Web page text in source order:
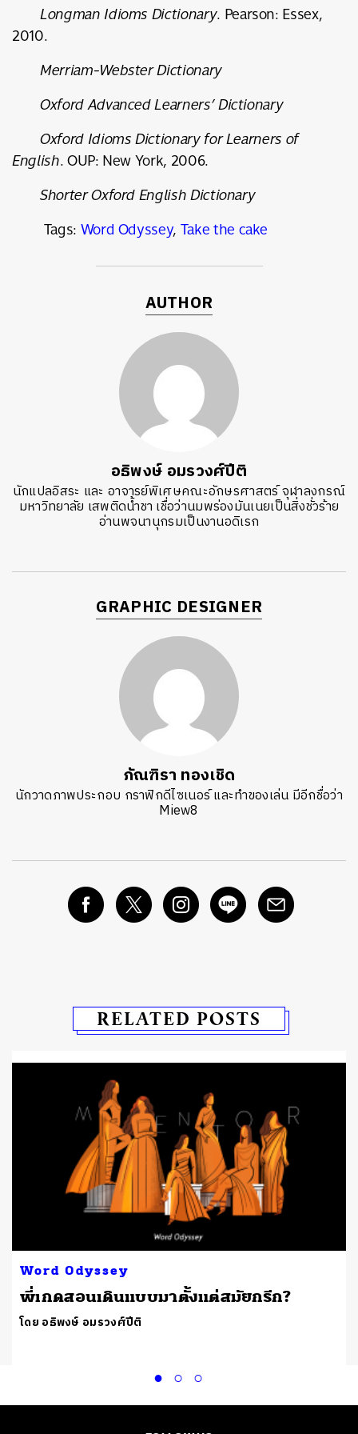
Longman Idioms Dictionary. Pearson: Essex,
2010.
Merriam-Webster Dictionary
Oxford Advanced Learners’ Dictionary
Oxford Idioms Dictionary for Learners of
English. OUP: New York, 2006.
Shorter Oxford English Dictionary
Tags:Word Odyssey,Take the cake
AUTHOR
อธิพงษ์ อมรวงศ์ปีติ
นักแปลอิสระ และ อาจารย์พิเศษคณะอักษรศาสตร์ จุฬาลงกรณ์
มหาวิทยาลัย เสพติดน้ำชา เชื่อว่านมพร่องมันเนยเป็นสิ่งชั่วร้าย
อ่านพจนานุกรมเป็นงานอดิเรก
GRAPHIC DESIGNER
ภัณฑิรา ทองเชิด
นักวาดภาพประกอบ กราฟิกดีไซเนอร์ และทำของเล่น มีอีกชื่อว่า
Miew8
RELATED POSTS
Word Odyssey
พี่เกดสอนเดินแบบมาตั้งแต่สมัยกรีก?
โดย อธิพงษ์ อมรวงศ์ปีติ